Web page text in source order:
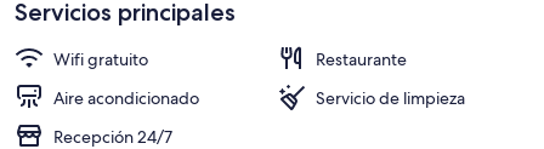
Servicios principales
Wifi gratuito
Restaurante
Aire acondicionado
Servicio de limpieza
Recepción 24/7